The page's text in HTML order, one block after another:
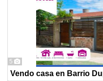
5
Vendo casa en Barrio